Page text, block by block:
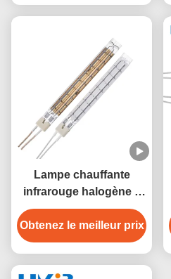
Lampe chauffante
infrarouge halogène à
double tube de 1200W,
revêtement or
Obtenez le meilleur prix